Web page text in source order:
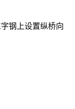
钢上设置纵桥向